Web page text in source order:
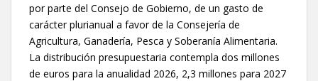
por parte del Consejo de Gobierno, de un gasto de
carácter plurianual a favor de la Consejería de
Agricultura, Ganadería, Pesca y Soberanía Alimentaria.
La distribución presupuestaria contempla dos millones
de euros para la anualidad 2026, 2,3 millones para 2027